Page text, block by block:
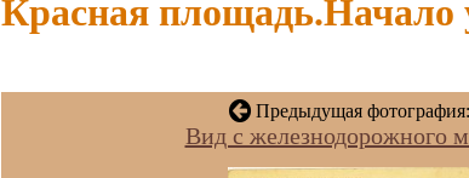
Красная площадь.Начало
Предыдущая фотография:
Вид с железнодорожного